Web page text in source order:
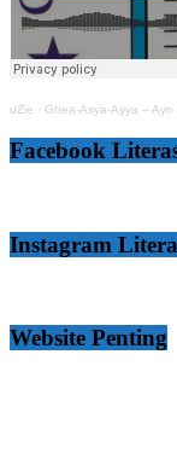
uZie · Ghea-Asya-Ayya –
Facebook
Instagram
Website Penting